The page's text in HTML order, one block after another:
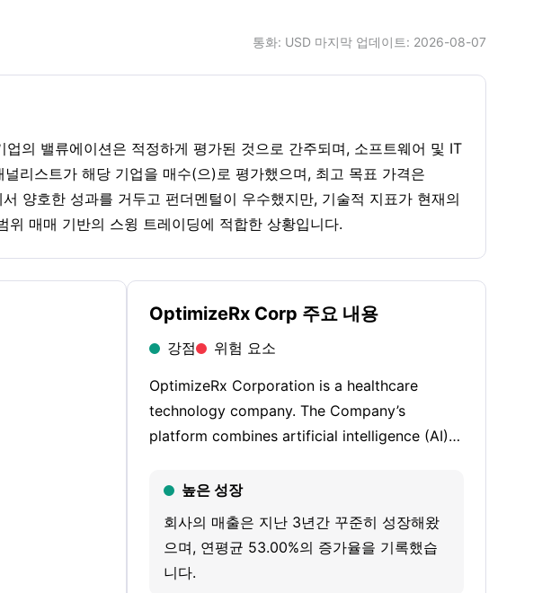
통화: USD 마지막 업데이트: 2026-08-07
의 밸류에이션은 적정하게 평가된 것으로 간주되며, 소프트웨어 및 IT
리스트가 해당 기업을 매수(으)로 평가했으며, 최고 목표 가격은
양호한 성과를 거두고 펀더멘털이 우수했지만, 기술적 지표가 현재의
매매 기반의 스윙 트레이딩에 적합한 상황입니다.
OptimizeRx Corp 주요 내용
강점 위험 요소
OptimizeRx Corporation is a healthcare
technology company. The Company’s
platform combines artificial intelligence (AI)-
Activation Platform (DAAP) and Micro-
Neighborhood Targeting (MNT) to deliver
높은 성장
회사의 매출은 지난 3년간 꾸준히 성장해왔
으며, 연평균 53.00%의 증가율을 기록했습
니다.